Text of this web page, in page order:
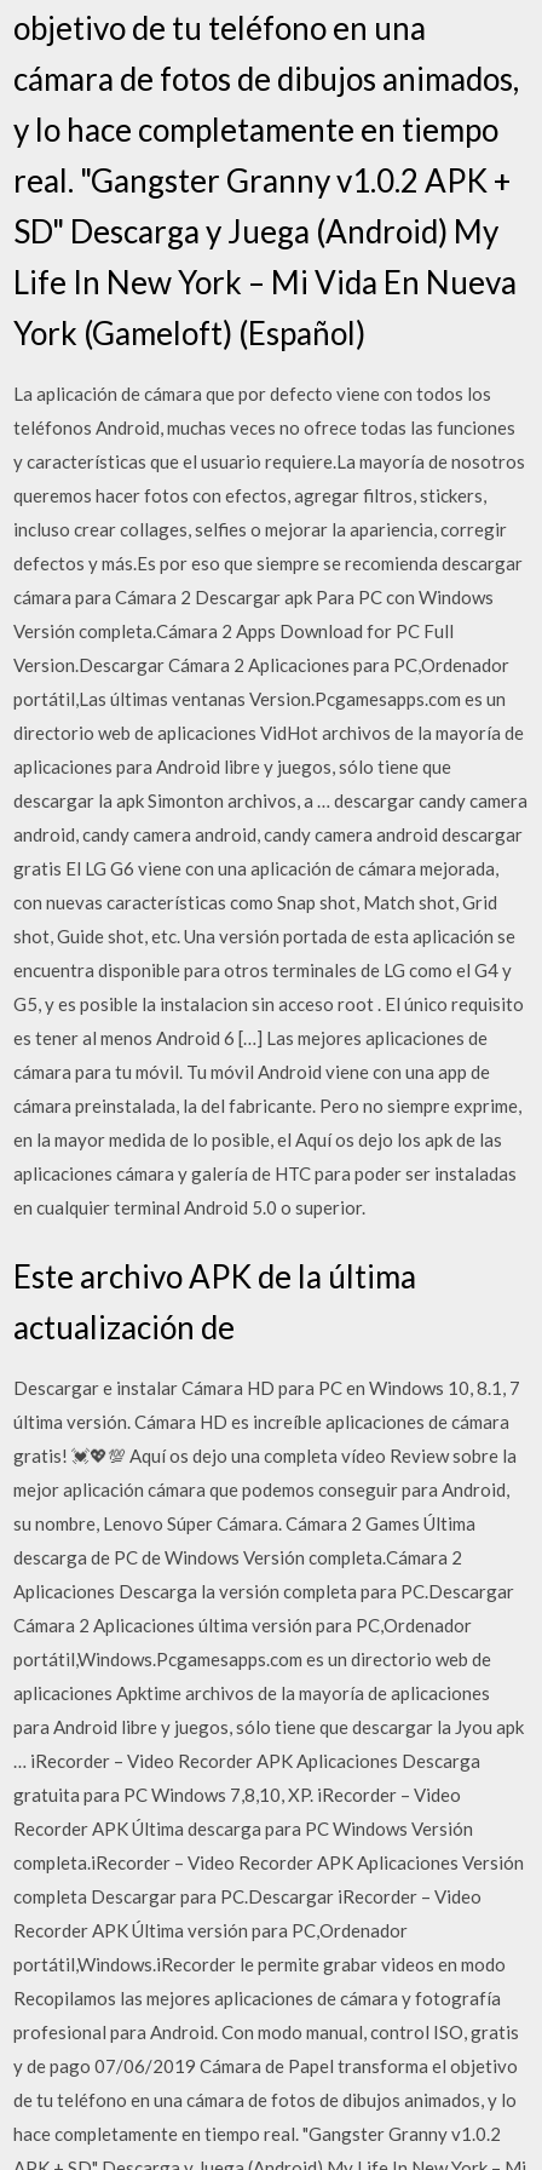
objetivo de tu teléfono en una
cámara de fotos de dibujos animados,
y lo hace completamente en tiempo
real. "Gangster Granny v1.0.2 APK +
SD" Descarga y Juega (Android) My
Life In New York – Mi Vida En Nueva
York (Gameloft) (Español)
La aplicación de cámara que por defecto viene con todos los
teléfonos Android, muchas veces no ofrece todas las funciones
y características que el usuario requiere.La mayoría de nosotros
queremos hacer fotos con efectos, agregar filtros, stickers,
incluso crear collages, selfies o mejorar la apariencia, corregir
defectos y más.Es por eso que siempre se recomienda descargar
cámara para Cámara 2 Descargar apk Para PC con Windows
Versión completa.Cámara 2 Apps Download for PC Full
Version.Descargar Cámara 2 Aplicaciones para PC,Ordenador
portátil,Las últimas ventanas Version.Pcgamesapps.com es un
directorio web de aplicaciones VidHot archivos de la mayoría de
aplicaciones para Android libre y juegos, sólo tiene que
descargar la apk Simonton archivos, a … descargar candy camera
android, candy camera android, candy camera android descargar
gratis El LG G6 viene con una aplicación de cámara mejorada,
con nuevas características como Snap shot, Match shot, Grid
shot, Guide shot, etc. Una versión portada de esta aplicación se
encuentra disponible para otros terminales de LG como el G4 y
G5, y es posible la instalacion sin acceso root . El único requisito
es tener al menos Android 6 […] Las mejores aplicaciones de
cámara para tu móvil. Tu móvil Android viene con una app de
cámara preinstalada, la del fabricante. Pero no siempre exprime,
en la mayor medida de lo posible, el Aquí os dejo los apk de las
aplicaciones cámara y galería de HTC para poder ser instaladas
en cualquier terminal Android 5.0 o superior.
Este archivo APK de la última
actualización de
Descargar e instalar Cámara HD para PC en Windows 10, 8.1, 7
última versión. Cámara HD es increíble aplicaciones de cámara
gratis! 💓💖💯 Aquí os dejo una completa vídeo Review sobre la
mejor aplicación cámara que podemos conseguir para Android,
su nombre, Lenovo Súper Cámara. Cámara 2 Games Última
descarga de PC de Windows Versión completa.Cámara 2
Aplicaciones Descarga la versión completa para PC.Descargar
Cámara 2 Aplicaciones última versión para PC,Ordenador
portátil,Windows.Pcgamesapps.com es un directorio web de
aplicaciones Apktime archivos de la mayoría de aplicaciones
para Android libre y juegos, sólo tiene que descargar la Jyou apk
… iRecorder – Video Recorder APK Aplicaciones Descarga
gratuita para PC Windows 7,8,10, XP. iRecorder – Video
Recorder APK Última descarga para PC Windows Versión
completa.iRecorder – Video Recorder APK Aplicaciones Versión
completa Descargar para PC.Descargar iRecorder – Video
Recorder APK Última versión para PC,Ordenador
portátil,Windows.iRecorder le permite grabar videos en modo
Recopilamos las mejores aplicaciones de cámara y fotografía
profesional para Android. Con modo manual, control ISO, gratis
y de pago 07/06/2019 Cámara de Papel transforma el objetivo
de tu teléfono en una cámara de fotos de dibujos animados, y lo
hace completamente en tiempo real. "Gangster Granny v1.0.2